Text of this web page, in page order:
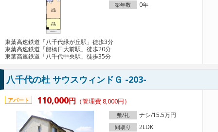
築年数 0年
東葉高速鉄道「八千代緑が丘駅」徒歩3分
東葉高速鉄道「船橋日大前駅」徒歩20分
東葉高速鉄道「八千代中央駅」徒歩35分
八千代の杜 サウスウィンドＧ -203-
アパート 110,000円 （管理費 8,000円）
敷/礼 ナシ/15.5万円
間取り 2LDK